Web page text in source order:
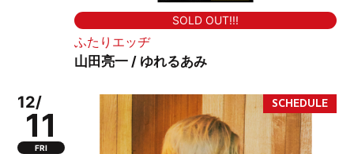
SOLD OUT!!!
ふたりエッヂ
山田亮一 / ゆれるあみ
12/
11
FRI